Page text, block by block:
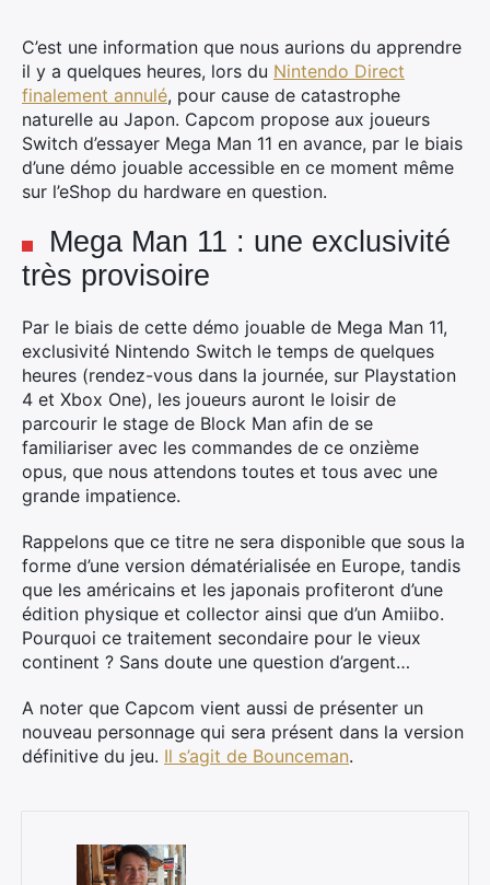
C’est une information que nous aurions du apprendre
il y a quelques heures, lors du Nintendo Direct
finalement annulé, pour cause de catastrophe
naturelle au Japon. Capcom propose aux joueurs
Switch d’essayer Mega Man 11 en avance, par le biais
d’une démo jouable accessible en ce moment même
sur l’eShop du hardware en question.
Mega Man 11 : une exclusivité
très provisoire
Par le biais de cette démo jouable de Mega Man 11,
exclusivité Nintendo Switch le temps de quelques
heures (rendez-vous dans la journée, sur Playstation
4 et Xbox One), les joueurs auront le loisir de
parcourir le stage de Block Man afin de se
familiariser avec les commandes de ce onzième
opus, que nous attendons toutes et tous avec une
grande impatience.
Rappelons que ce titre ne sera disponible que sous la
forme d’une version dématérialisée en Europe, tandis
que les américains et les japonais profiteront d’une
édition physique et collector ainsi que d’un Amiibo.
Pourquoi ce traitement secondaire pour le vieux
continent ? Sans doute une question d’argent…
A noter que Capcom vient aussi de présenter un
nouveau personnage qui sera présent dans la version
définitive du jeu. Il s’agit de Bounceman.